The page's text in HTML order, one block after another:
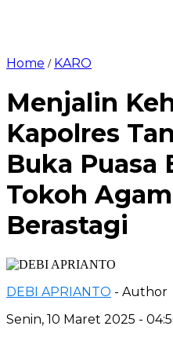
Home / KARO
Menjalin
Kapolres
Buka Puasa
Tokoh
Berastagi
DEBI APRIANTO - Author
Senin, 10 Maret 2025 -